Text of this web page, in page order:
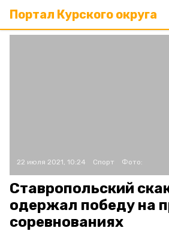
Портал Курского округа
22 июля 2021, 10:24 Спорт Фото:
Ставропольский
одержал победу на
соревнованиях